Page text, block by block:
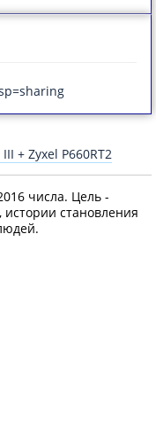
+ Zyxel P660RT2
числа. Цель -
истории становления